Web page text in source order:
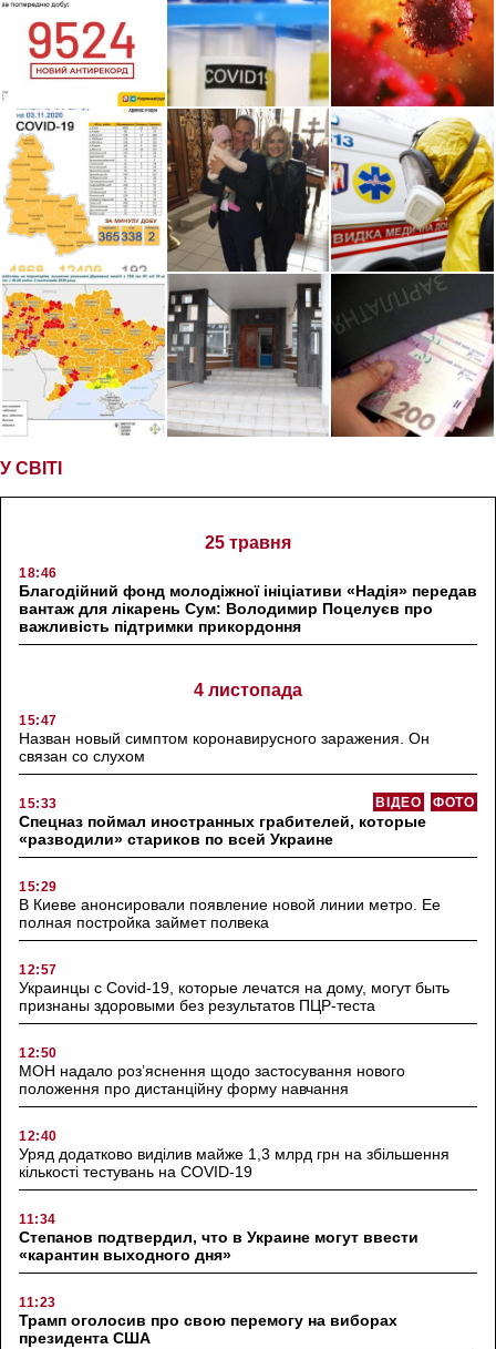
У СВІТІ
25 травня
18:46
Благодійний фонд молодіжної ініціативи «Надія» передав
вантаж для лікарень Сум: Володимир Поцелуєв про
важливість підтримки прикордоння
4 листопада
15:47
Назван новый симптом коронавирусного заражения. Он
связан со слухом
15:33 ФОТО
ВІДЕО
Спецназ поймал иностранных грабителей, которые
«разводили» стариков по всей Украине
15:29
В Киеве анонсировали появление новой линии метро. Ее
полная постройка займет полвека
12:57
Украинцы с Covid-19, которые лечатся на дому, могут быть
признаны здоровыми без результатов ПЦР-теста
12:50
МОН надало роз’яснення щодо застосування нового
положення про дистанційну форму навчання
12:40
Уряд додатково виділив майже 1,3 млрд грн на збільшення
кількості тестувань на COVID-19
11:34
Степанов подтвердил, что в Украине могут ввести
«карантин выходного дня»
11:23
Трамп оголосив про свою перемогу на виборах
президента США